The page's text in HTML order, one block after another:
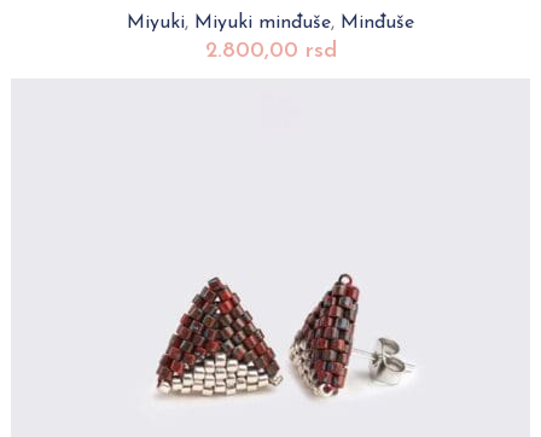
Miyuki, Miyuki minđuše, Minđuše
2.800,00 rsd